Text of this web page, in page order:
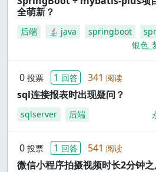
全萌新？
后端 java springboot
银色_
0 投票 1 回答 341 阅读
sql连接报表时出现疑问？
sqlserver 后端
0 投票 1 回答 541 阅读
微信小程序拍摄视频时长2分钟